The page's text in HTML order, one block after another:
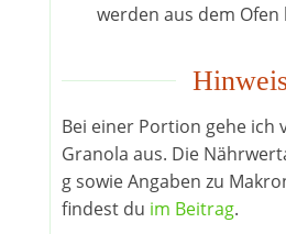
werden aus dem Ofen
Bei einer Portion gehe ich
Granola aus. Die
g sowie Angaben zu
findest du im Beitrag.